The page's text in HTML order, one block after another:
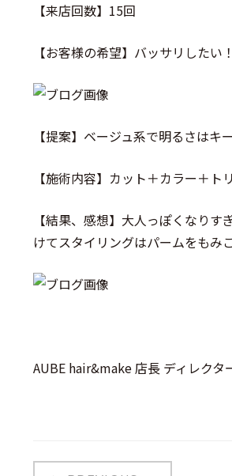
【来店回数】15回
【お客様の希望】バッサリした
【提案】ベージュ系で明るさは
【施術内容】カット＋カラー＋ト
【結果、感想】大人っぽくなり
けてスタイリングはパームをもみ
AUBE hair&make 店長 ディレクタ